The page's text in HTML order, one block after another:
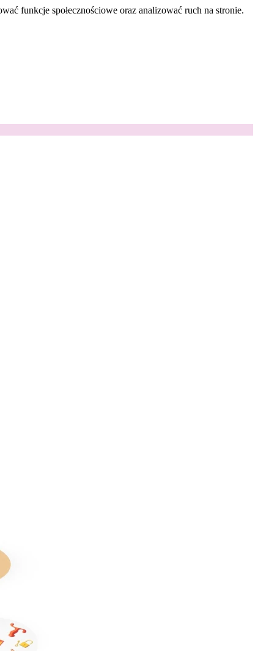
funkcje społecznościowe oraz analizować ruch na stronie.